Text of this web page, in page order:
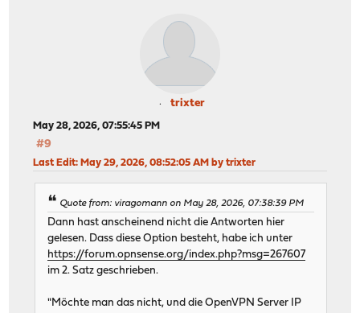
trixter
May 28, 2026, 07:55:45 PM
#9
Last Edit: May 29, 2026, 08:52:05 AM by trixter
Quote from: viragomann on May 28, 2026, 07:38:39 PM
Dann hast anscheinend nicht die Antworten hier
gelesen. Dass diese Option besteht, habe ich unter
https://forum.opnsense.org/index.php?msg=267607
im 2. Satz geschrieben.
"Möchte man das nicht, und die OpenVPN Server IP